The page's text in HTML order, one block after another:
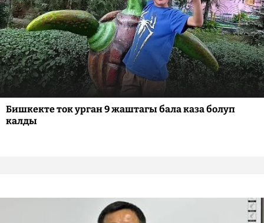
Бишкекте ток урган 9 жаштагы бала каза болуп
калды